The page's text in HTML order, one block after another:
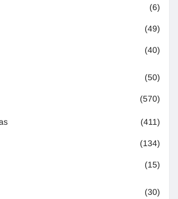
(6)
(49)
(40)
(50)
(570)
(411)
(134)
(15)
(30)